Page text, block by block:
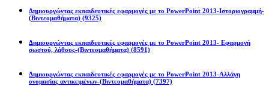
Δημιουργώντας εκπαιδευτικές εφαρμογές με το PowerPoint 2013-Ιστοριογραμμή-
(Βιντεομαθήματα) (9325)
Δημιουργώντας εκπαιδευτικές εφαρμογές με το PowerPoint 2013- Εφαρμογή
σωστού, λάθους-(Βιντεομαθήματα) (8591)
Δημιουργώντας εκπαιδευτικές εφαρμογές με το PowerPoint 2013-Αλλάγη
ονομασίας αντικειμένων-(Βιντεομαθήματα) (7397)